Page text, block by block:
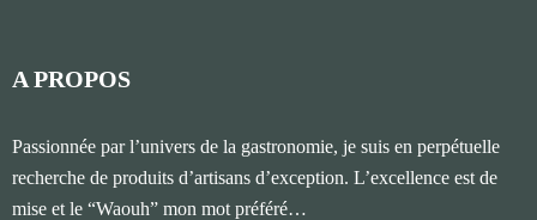
A PROPOS
Passionnée par l’univers de la gastronomie, je suis en perpétuelle
recherche de produits d’artisans d’exception. L’excellence est de
mise et le “Waouh” mon mot préféré…